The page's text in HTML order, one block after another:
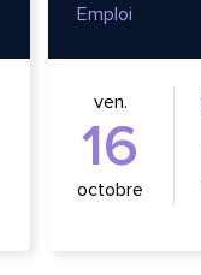
Emploi
ven.
16
octobre